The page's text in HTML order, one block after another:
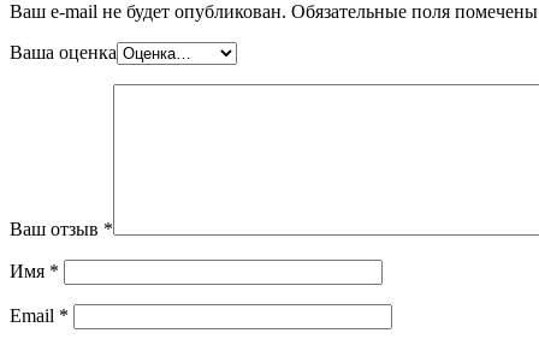
Ваш e-mail не будет опубликован. Обязательные поля помечены
Ваша оценка
Ваш отзыв *
Имя *
Email *